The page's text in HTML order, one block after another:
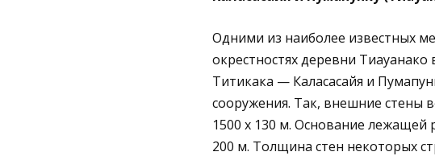
Одними из наиболее известных
окрестностях деревни
Титикака — Каласасайя и
сооружения. Так, внешние стены
1500 х 130 м. Основание
200 м. Толщина стен некоторых